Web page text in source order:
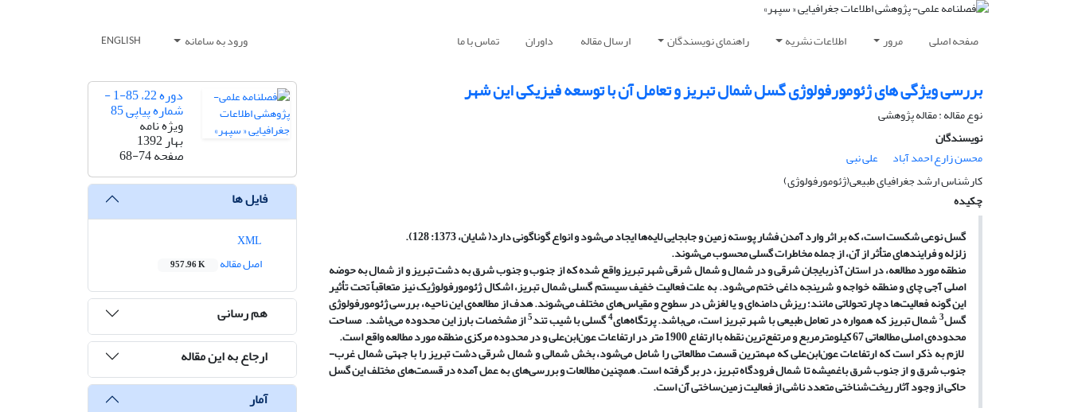
صفحه اصلی مرور اطلاعات نشریه راهنمای نویسندگان ارسال مقاله داوران تماس با ما ورود به سامانه ENGLISH
بررسی ویژگی های ژئومورفولوژی گسل شمال تبریز و تعامل آن با توسعه فیزیکی این شهر
نوع مقاله : مقاله پژوهشی
نویسندگان
محسن زارع احمد آباد
علی نبی
کارشناس ارشد جغرافیای طبیعی(ژئومورفولوژی)
چکیده
گسل نوعی شکست است، که بر اثر وارد آمدن فشار پوسته زمین و جابجایی لایهها ایجاد میشود و انواع گوناگونی دارد( شایان، 1373: 128).
زلزله و فرایندهای متأثر از آن، از جمله مخاطرات گسلی محسوب میشوند.
منطقه مورد مطالعه، در استان آذربایجان شرقی و در شمال و شمال شرقی شهر تبریز واقع شده که از جنوب و جنوب شرق به دشت تبریز و از شمال به حوضه
اصلی آجی چای و منطقه خواجه و شرینجه داغی ختم میشود. به علت فعالیت خفیف سیستم گسلی شمال تبریز، اشکال ژئومورفولوژیک نیز متعاقباً تحت تأثیر
این گونه فعالیتها دچار تحولاتی مانند؛ ریزش دامنهای و یا لغزش در سطوح و مقیاسهای مختلف میشوند. هدف از مطالعهی این ناحیه، بررسی ژئومورفولوژی
گسل3شمال تبریز که همواره در تعامل طبیعی با شهر تبریز است، میباشد. پرتگاههای4گسلی با شیب تند5از مشخصات بارز این محدوده میباشد. مساحت
محدودهی اصلی مطالعاتی 67 کیلومتر مربع و مرتفعترین نقطهبا ارتفاع 1900 متر در ارتفاعات عون ابنعلی و در محدوده مرکزی منطقه مورد مطالعه واقع است.
لازم به ذکر است که ارتفاعات عونابنعلی که مهمترین قسمت مطالعاتی را شامل میشود، بخش شمالی و شمال شرقی دشت تبریز را با جهتی شمال غرب-
جنوب شرق و از جنوب شرق باغمیشه تا شمال فرودگاه تبریز، در بر گرفته است. همچنین مطالعات و بررسیهای به عمل آمده در قسمتهای مختلف این گسل
حاکی از وجود آثار ریختشناختی متعدد ناشی از فعالیت زمینساختی آن است.
دوره 22، 85-1 -
شماره پیاپی 85
ویژه نامه
بهار 1392
صفحه68-74
فایل ها
اصل مقاله
957.96 K
هم رسانی
ارجاع به این مقاله
آمار